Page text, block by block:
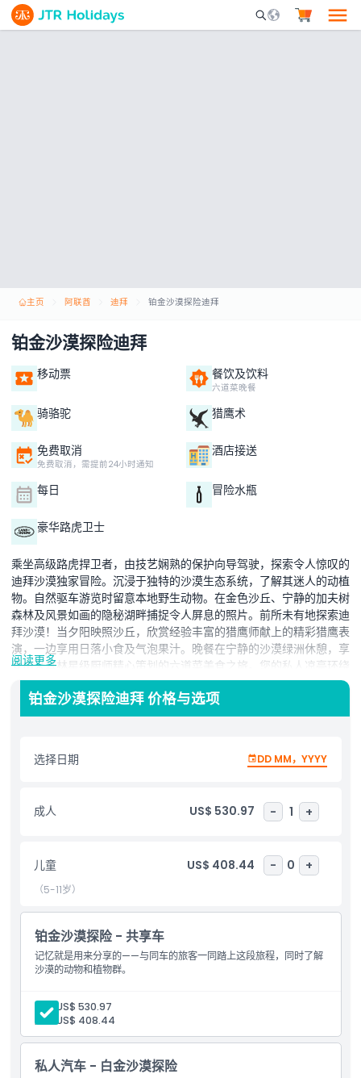
Mobile Search
主页 阿联酋 迪拜 铂金沙漠探险迪拜
铂金沙漠探险迪拜
移动票 餐饮及饮料
六道菜晚餐
骑骆驼 猎鹰术
免费取消
免费取消，需提前24小时通知
酒店接送
每日 冒险水瓶
豪华路虎卫士
乘坐高级路虎捍卫者，由技艺娴熟的保护向导驾驶，探索令人惊叹的
迪拜沙漠独家冒险。沉浸于独特的沙漠生态系统，了解其迷人的动植
物。自然驱车游览时留意本地野生动物。在金色沙丘、宁静的加夫树
森林及风景如画的隐秘湖畔捕捉令人屏息的照片。前所未有地探索迪
拜沙漠！当夕阳映照沙丘，欣赏经验丰富的猎鹰师献上的精彩猎鹰表
演，一边享用日落小食及气泡果汁。晚餐在宁静的沙漠绿洲休憩，享
受由米其林星级厨师精心策划的六道菜美食之旅。您的私人凉亭环绕
于起伏沙丘和宁静祥和的沙漠中。夜晚以精彩的火焰和杂技表演收
官，令您兴奋不已。
亮点
接车时间 送车时间
取消政策
阅读更多
铂金沙漠探险迪拜 价格与选项
选择日期 DD MM，YYYY
成人 US$ 530.97 - 1 +
儿童 US$ 408.44 - 0 +
（5-11岁）
铂金沙漠探险 - 共享车
记忆就是用来分享的——与同车的旅客一同踏上这段旅程，同时了解
沙漠的动物和植物群。
成人: US$ 530.97
儿童:
US$ 408.44
私人汽车 - 白金沙漠探险